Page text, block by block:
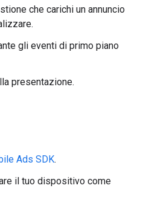
che carichi un annuncio
gli eventi di primo piano
presentazione.
Ads SDK.
il tuo dispositivo come